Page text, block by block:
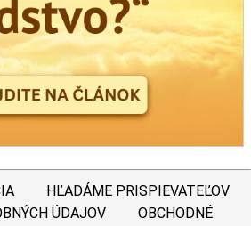
HĽADÁME PRISPIEVATEĽOV
ÚDAJOV
OBCHODNÉ